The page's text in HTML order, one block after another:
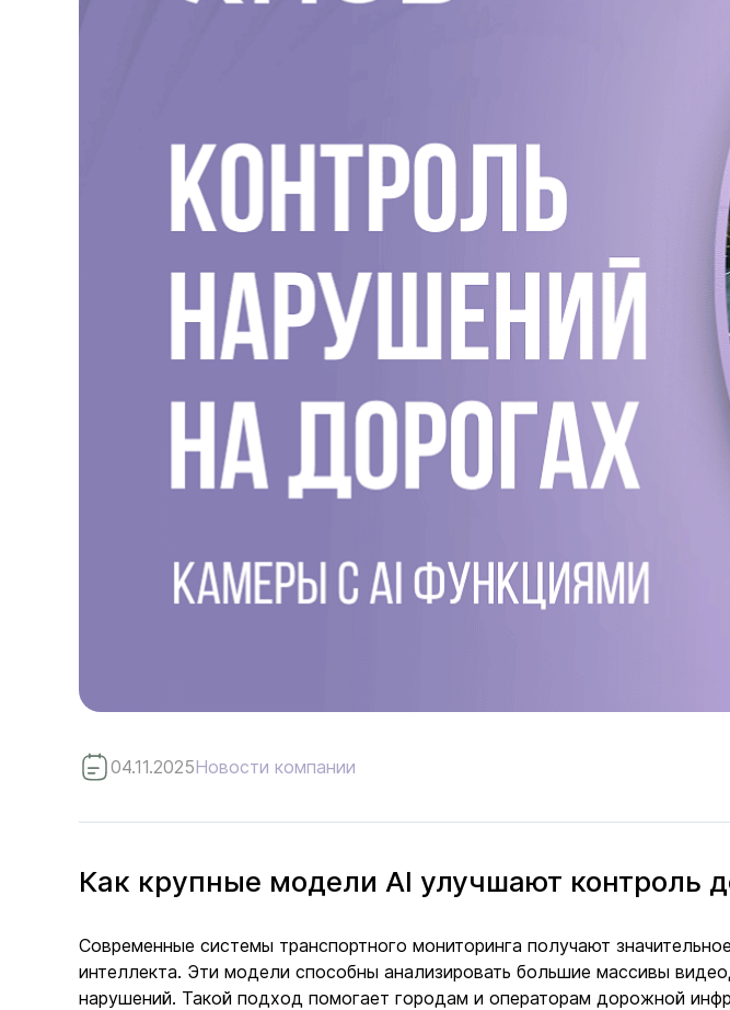
04.11.2025Новости компании
Как крупные модели AI улучшают контроль
Современные системы транспортного мониторинга получают
интеллекта. Эти модели способны анализировать большие массивы
нарушений. Такой подход помогает городам и операторам дорожной